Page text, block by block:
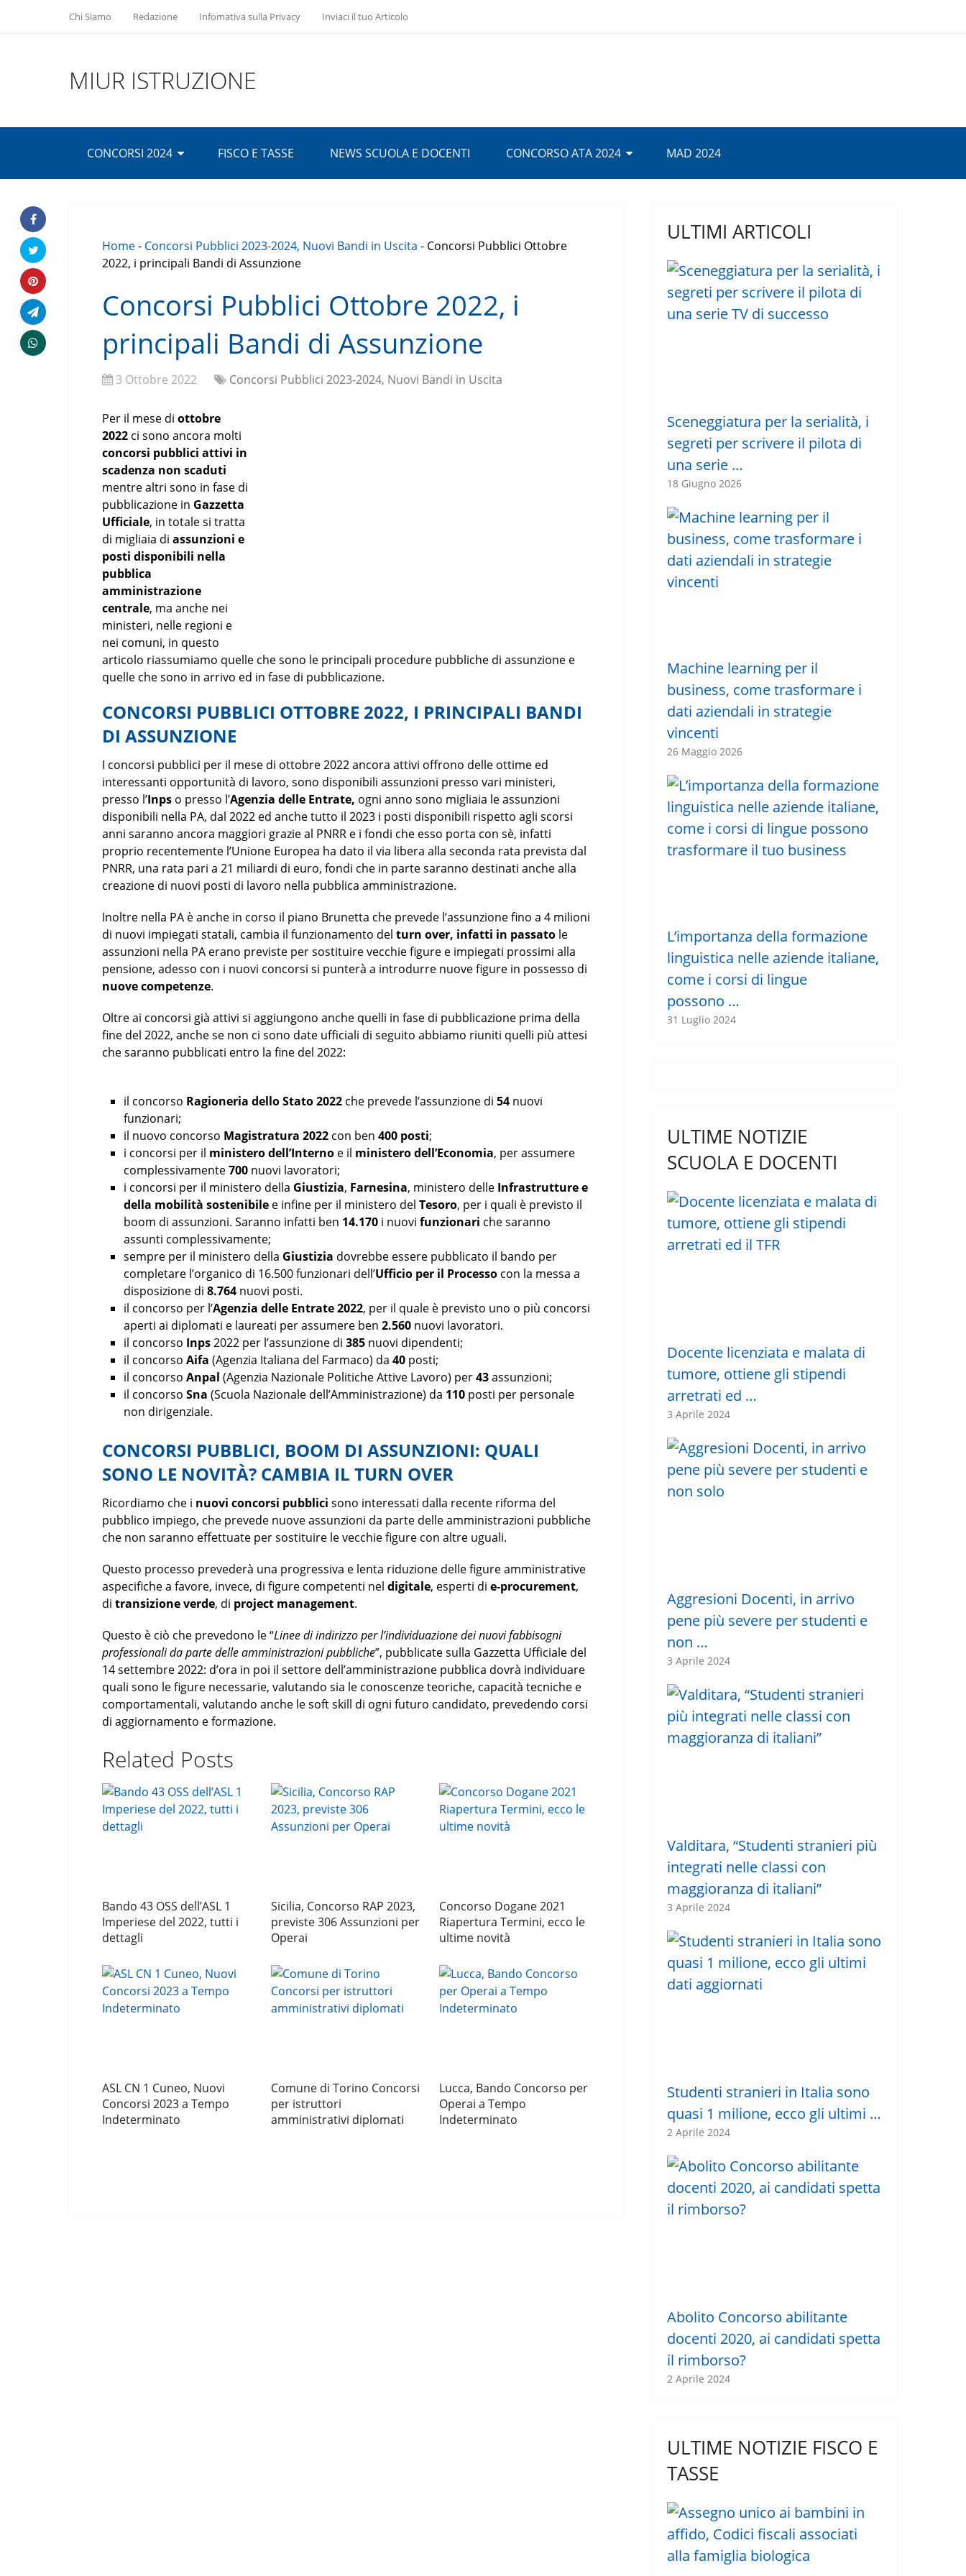
Chi Siamo Redazione Infomativa sulla Privacy Inviaci il tuo Articolo
MIUR ISTRUZIONE
CONCORSI 2024 FISCO E TASSE NEWS SCUOLA E DOCENTI CONCORSO ATA 2024 MAD 2024
Home- Concorsi Pubblici 2023-2024, Nuovi Bandi in Uscita - Concorsi Pubblici Ottobre
2022, i principali Bandi di Assunzione
Concorsi Pubblici Ottobre 2022, i
principali Bandi di Assunzione
3 Ottobre 2022 Concorsi Pubblici 2023-2024, Nuovi Bandi in Uscita
Per il mese di ottobre
2022 ci sono ancora molti
concorsi pubblici attivi in
scadenza non scaduti
mentre altri sono in fase di
pubblicazione in Gazzetta
Ufficiale, in totale si tratta
di migliaia di assunzioni e
posti disponibili nella
pubblica
amministrazione
centrale, ma anche nei
ministeri, nelle regioni e
nei comuni, in questo
articolo riassumiamo quelle che sono le principali procedure pubbliche di assunzione e
quelle che sono in arrivo ed in fase di pubblicazione.
CONCORSI PUBBLICI OTTOBRE 2022, I PRINCIPALI BANDI
DI ASSUNZIONE
I concorsi pubblici per il mese di ottobre 2022 ancora attivi offrono delle ottime ed
interessanti opportunità di lavoro, sono disponibili assunzioni presso vari ministeri,
presso l’Inps o presso l’Agenzia delle Entrate, ogni anno sono migliaia le assunzioni
disponibili nella PA, dal 2022 ed anche tutto il 2023 i posti disponibili rispetto agli scorsi
anni saranno ancora maggiori grazie al PNRR e i fondi che esso porta con sè, infatti
proprio recentemente l’Unione Europea ha dato il via libera alla seconda rata prevista dal
PNRR, una rata pari a 21 miliardi di euro, fondi che in parte saranno destinati anche alla
creazione di nuovi posti di lavoro nella pubblica amministrazione.
Inoltre nella PA è anche in corso il piano Brunetta che prevede l’assunzione fino a 4 milioni
di nuovi impiegati statali, cambia il funzionamento del turn over, infatti in passato le
assunzioni nella PA erano previste per sostituire vecchie figure e impiegati prossimi alla
pensione, adesso con i nuovi concorsi si punterà a introdurre nuove figure in possesso di
nuove competenze.
Oltre ai concorsi già attivi si aggiungono anche quelli in fase di pubblicazione prima della
fine del 2022, anche se non ci sono date ufficiali di seguito abbiamo riuniti quelli più attesi
che saranno pubblicati entro la fine del 2022:
il concorso Ragioneria dello Stato 2022 che prevede l’assunzione di54 nuovi
funzionari;
il nuovo concorso Magistratura 2022 con ben400 posti;
i concorsi per il ministero dell’Interno e il ministero dell’Economia, per assumere
complessivamente700 nuovi lavoratori;
i concorsi per il ministero della Giustizia, Farnesina, ministero delle Infrastrutture e
della mobilità sostenibile e infine per il ministero delTesoro, per i quali è previsto il
boom di assunzioni. Saranno infatti ben 14.170 i nuovifunzionari che saranno
assunti complessivamente;
sempre per il ministero della Giustizia dovrebbe essere pubblicato il bando per
completare l’organico di 16.500 funzionari dell’Ufficio per il Processo con la messa a
disposizione di8.764 nuovi posti.
il concorso per l’Agenzia delle Entrate 2022, per il quale è previsto uno o più concorsi
aperti ai diplomati e laureati per assumere ben2.560 nuovi lavoratori.
il concorso Inps2022 per l’assunzione di385 nuovi dipendenti;
il concorsoAifa (Agenzia Italiana del Farmaco) da40 posti;
il concorsoAnpal (Agenzia Nazionale Politiche Attive Lavoro) per43assunzioni;
il concorsoSna (Scuola Nazionale dell’Amministrazione) da 110 posti per personale
non dirigenziale.
CONCORSI PUBBLICI, BOOM DI ASSUNZIONI: QUALI
SONO LE NOVITÀ? CAMBIA IL TURN OVER
Ricordiamo che i nuovi concorsi pubblici sono interessati dalla recente riforma del
pubblico impiego, che prevede nuove assunzioni da parte delle amministrazioni pubbliche
che non saranno effettuate per sostituire le vecchie figure con altre uguali.
Questo processo prevederà una progressiva e lenta riduzione delle figure amministrative
aspecifiche a favore, invece, di figure competenti nel digitale, esperti di e-procurement,
di transizione verde, di project management.
Questo è ciò che prevedono le “Linee di indirizzo per l’individuazione dei nuovi fabbisogni
professionali da parte delle amministrazioni pubbliche”, pubblicate sulla Gazzetta Ufficiale del
14 settembre 2022: d’ora in poi il settore dell’amministrazione pubblica dovrà individuare
quali sono le figure necessarie, valutando sia le conoscenze teoriche, capacità tecniche e
comportamentali, valutando anche le soft skill di ogni futuro candidato, prevedendo corsi
di aggiornamento e formazione.
Related Posts
Bando 43 OSS dell’ASL 1
Imperiese del 2022, tutti i
dettagli
Sicilia, Concorso RAP 2023,
previste 306 Assunzioni per
Operai
Concorso Dogane 2021
Riapertura Termini, ecco le
ultime novità
ASL CN 1 Cuneo, Nuovi
Concorsi 2023 a Tempo
Indeterminato
Comune di Torino Concorsi
per istruttori
amministrativi diplomati
Lucca, Bando Concorso per
Operai a Tempo
Indeterminato
ULTIMI ARTICOLI
Sceneggiatura per la serialità, i
segreti per scrivere il pilota di
una serie …
18 Giugno 2026
Machine learning per il
business, come trasformare i
dati aziendali in strategie
vincenti
26 Maggio 2026
L’importanza della formazione
linguistica nelle aziende italiane,
come i corsi di lingue
possono …
31 Luglio 2024
ULTIME NOTIZIE
SCUOLA E DOCENTI
Docente licenziata e malata di
tumore, ottiene gli stipendi
arretrati ed …
3 Aprile 2024
Aggresioni Docenti, in arrivo
pene più severe per studenti e
non …
3 Aprile 2024
Valditara, “Studenti stranieri più
integrati nelle classi con
maggioranza di italiani”
3 Aprile 2024
Studenti stranieri in Italia sono
quasi 1 milione, ecco gli ultimi …
2 Aprile 2024
Abolito Concorso abilitante
docenti 2020, ai candidati spetta
il rimborso?
2 Aprile 2024
ULTIME NOTIZIE FISCO E
TASSE